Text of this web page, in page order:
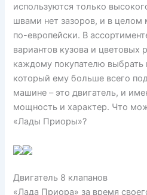
используются только
швами нет зазоров, и в целом
по-европейски. В
вариантов кузова и цветовых
каждому покупателю выбрать
который ему больше всего
машине – это двигатель, и
мощность и характер. Что
«Лады Приоры»?
Двигатель 8 клапанов
«Лада Приора» за время